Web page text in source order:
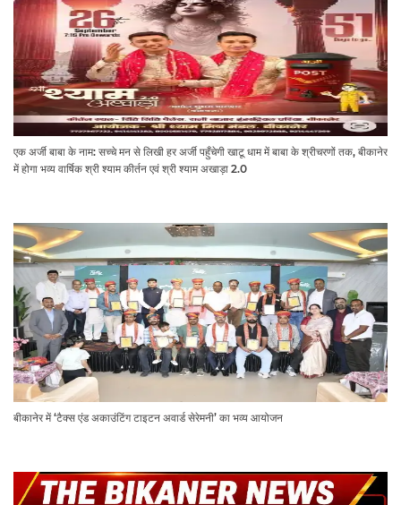
एक अर्जी बाबा के नाम: सच्चे मन से लिखी हर अर्जी पहुँचेगी खाटू धाम में बाबा के श्रीचरणों तक, बीकानेर
में होगा भव्य वार्षिक श्री श्याम कीर्तन एवं श्री श्याम अखाड़ा 2.0
बीकानेर में ‘टैक्स एंड अकाउंटिंग टाइटन अवार्ड सेरेमनी’ का भव्य आयोजन